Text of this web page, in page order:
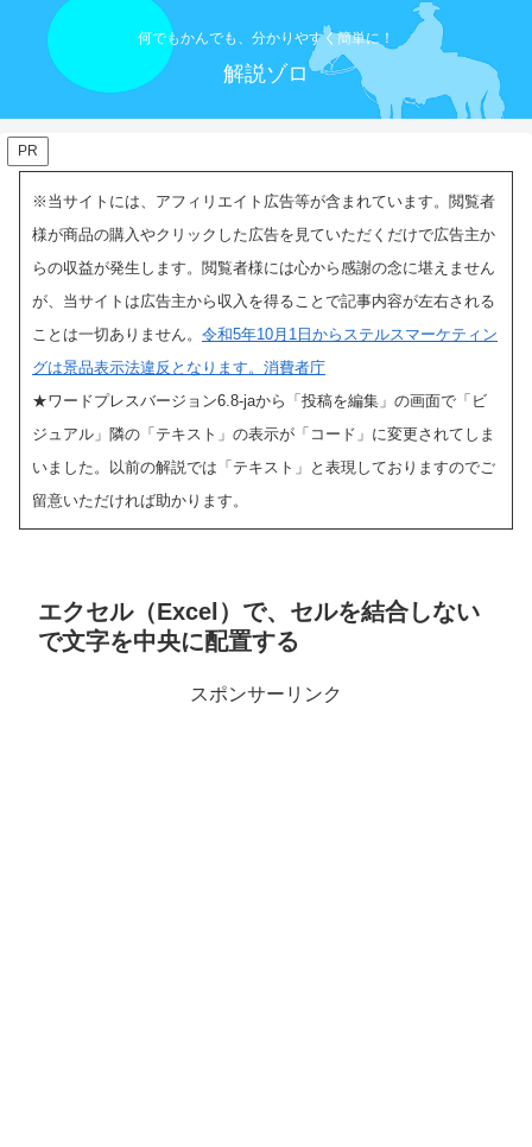
何でもかんでも、分かりやすく簡単に！
解説ゾロ
PR
※当サイトには、アフィリエイト広告等が含まれています。閲覧者
様が商品の購入やクリックした広告を見ていただくだけで広告主か
らの収益が発生します。閲覧者様には心から感謝の念に堪えません
が、当サイトは広告主から収入を得ることで記事内容が左右される
ことは一切ありません。 令和5年10月1日からステルスマーケティン
グは景品表示法違反となります。消費者庁
★ワードプレスバージョン6.8-jaから「投稿を編集」の画面で「ビ
ジュアル」隣の「テキスト」の表示が「コード」に変更されてしま
いました。以前の解説では「テキスト」と表現しておりますのでご
留意いただければ助かります。
エクセル（Excel）で、セルを結合しない
で文字を中央に配置する
スポンサーリンク